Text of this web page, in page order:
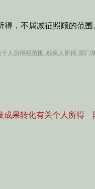
，不属减征照顾的范围
人所得税范围 , 残疾人所得, 部门
成果转化有关个人所得